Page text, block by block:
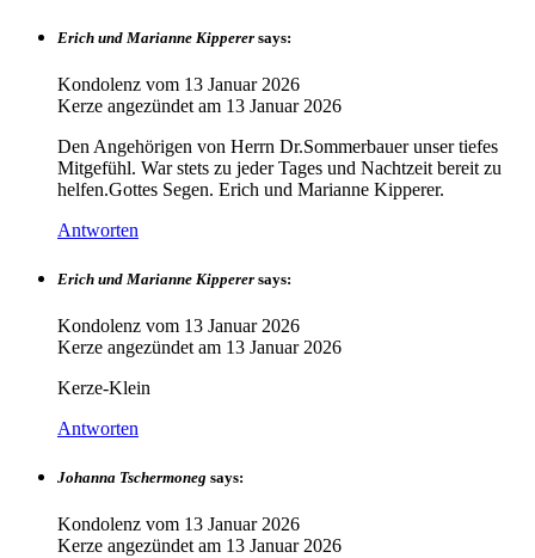
Erich und Marianne Kipperer says:
Kondolenz vom 13 Januar 2026
Kerze angezündet am 13 Januar 2026
Den Angehörigen von Herrn Dr.Sommerbauer unser tiefes
Mitgefühl. War stets zu jeder Tages und Nachtzeit bereit zu
helfen.Gottes Segen. Erich und Marianne Kipperer.
Antworten
Erich und Marianne Kipperer says:
Kondolenz vom 13 Januar 2026
Kerze angezündet am 13 Januar 2026
Kerze-Klein
Antworten
Johanna Tschermoneg says:
Kondolenz vom 13 Januar 2026
Kerze angezündet am 13 Januar 2026